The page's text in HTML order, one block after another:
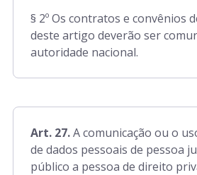
§ 2º Os contratos e convênios
deste artigo deverão ser
autoridade nacional.
Art. 27.A comunicação ou o
de dados pessoais de pessoa
público a pessoa de direito